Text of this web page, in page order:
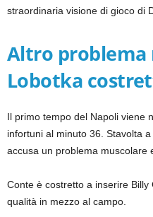
straordinaria visione di gioco di
Altro problema
Lobotka
Il primo tempo del Napoli viene
infortuni al minuto 36. Stavolta
accusa un problema muscolare
Conte è costretto a inserire
qualità in mezzo al campo.